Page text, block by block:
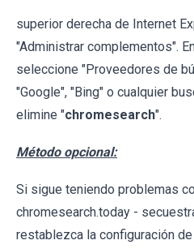
superior derecha de Internet
"Administrar complementos".
seleccione "Proveedores de
"Google", "Bing" o cualquier
elimine "chromesearch".
Método opcional:
Si sigue teniendo problemas
chromesearch.today -
restablezca la configuración